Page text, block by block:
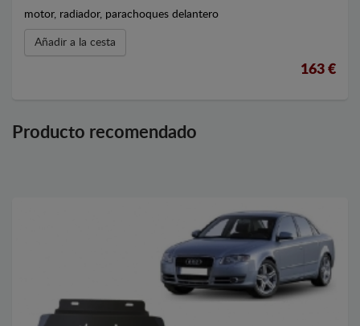
motor, radiador, parachoques delantero
Añadir a la cesta
163 €
Producto recomendado